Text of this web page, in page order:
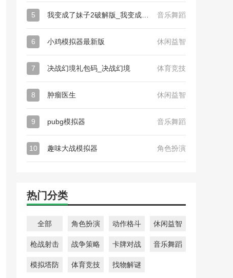
5 音乐舞蹈
6 小鸡模拟器最新版 休闲益智
7 决战幻境礼包码_决战幻境 体育竞技
8 肿瘤医生 休闲益智
9 pubg模拟器 音乐舞蹈
10 趣味大战模拟器 角色扮演
热门分类
全部 角色扮演 动作格斗 休闲益智
枪战射击 战争策略 卡牌对战 音乐舞蹈
模拟塔防 体育竞技 找物解谜